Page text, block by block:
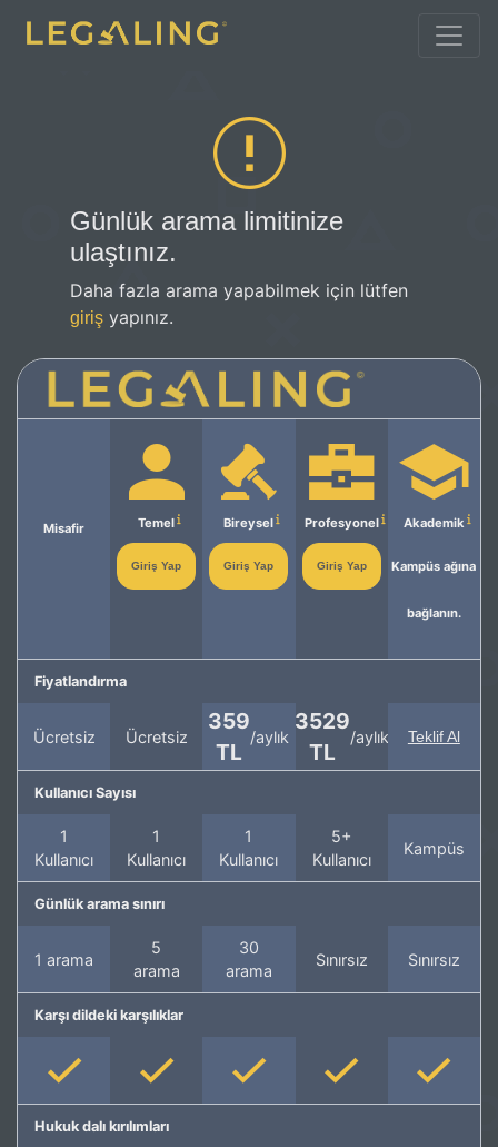
Günlük arama limitinize
ulaştınız.
Daha fazla arama yapabilmek için lütfen
giriş yapınız.
Misafir Temel
Giriş Yap
Bireysel
Giriş Yap
Profesyonel
Giriş Yap
Akademik
Kampüs ağına
bağlanın.
Fiyatlandırma
Ücretsiz Ücretsiz
359
TL
/aylık
3529
TL
/aylık Teklif Al
Kullanıcı Sayısı
1
Kullanıcı
1
Kullanıcı
1
Kullanıcı
5+
Kullanıcı
Kampüs
Günlük arama sınırı
1 arama
5
arama
30
arama
Sınırsız Sınırsız
Karşı dildeki karşılıklar
Hukuk dalı kırılımları